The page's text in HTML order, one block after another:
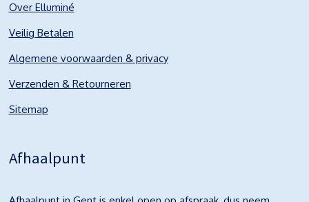
Over Elluminé
Veilig Betalen
Algemene voorwaarden & privacy
Verzenden & Retourneren
Sitemap
Afhaalpunt